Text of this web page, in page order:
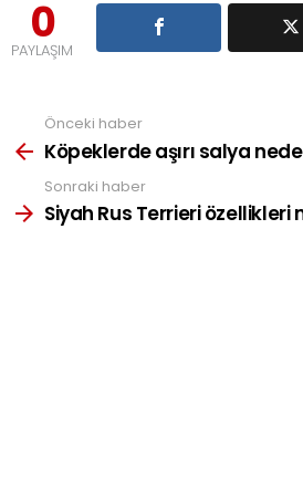
0
PAYLAŞIM
more
Önceki haber
Köpeklerde aşırı salya
Sonraki haber
Siyah Rus Terrieri özellikleri